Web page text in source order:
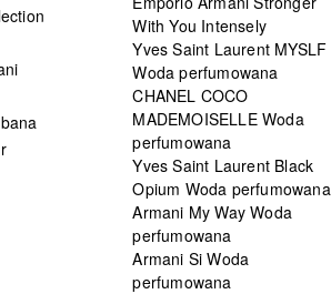
With You Intensely
Yves Saint Laurent MYSLF
Woda perfumowana
CHANEL COCO
MADEMOISELLE Woda
perfumowana
Yves Saint Laurent Black
Opium Woda perfumowana
Armani My Way Woda
perfumowana
Armani Si Woda
perfumowana